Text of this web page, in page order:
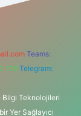
Teams:
726 Telegram:
Bilgi Teknolojileri
Yer Sağlayıcı